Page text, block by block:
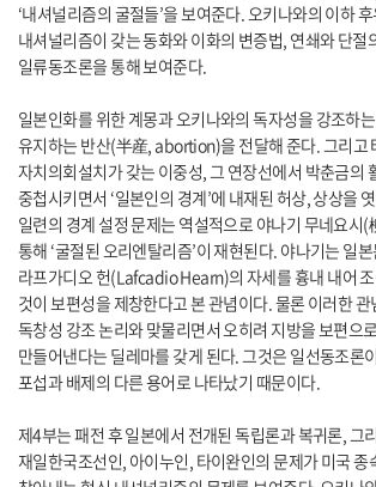
‘내셔널리즘의 굴절들’을 보여준다. 오키나와의 이하
내셔널리즘이 갖는 동화와 이화의 변증법, 연쇄와 단절
일류동조론을 통해 보여준다.
일본인화를 위한 계몽과 오키나와의 독자성을 강조하는
유지하는 반산(半産, abortion)을 전달해 준다. 그리고
자치의회설치가 갖는 이중성, 그 연장선에서 박춘금의
중첩시키면서 ‘일본인의 경계’에 내재된 허상, 상상을
일련의 경계 설정 문제는 역설적으로 야나기 무네요시
통해 ‘굴절된 오리엔탈리즘’이 재현된다. 야나기는 일본
라프가디오 헌(Lafcadio Hearn)의 자세를 흉내 내어
것이 보편성을 제창한다고 본 관념이다. 물론 이러한
독창성 강조 논리와 맞물리면서 오히려 지방을 보편으
만들어낸다는 딜레마를 갖게 된다. 그것은 일선동조론
포섭과 배제의 다른 용어로 나타났기 때문이다.
제4부는 패전 후 일본에서 전개된 독립론과 복귀론, 그
재일한국조선인, 아이누인, 타이완인의 문제가 미국 종